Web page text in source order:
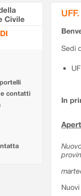
Civile
contatti
Sedi
In